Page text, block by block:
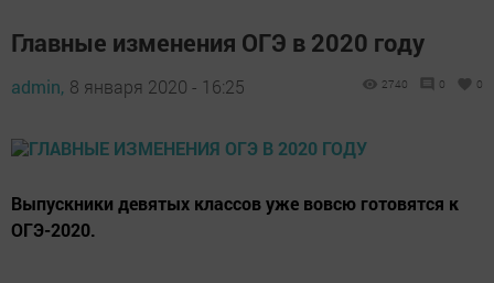
Главные изменения ОГЭ в 2020 году
admin, 8 января 2020 - 16:25 2740 0 0
Выпускники девятых классов уже вовсю готовятся к
ОГЭ-2020.